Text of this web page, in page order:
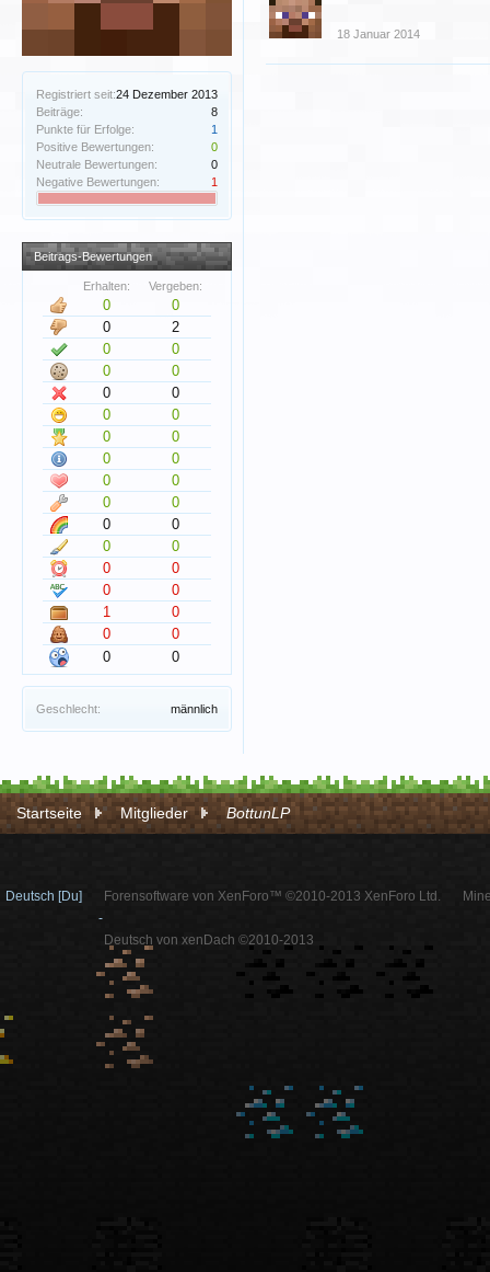
Registriert seit:24 Dezember 2013
Beiträge:
8
Punkte für Erfolge:
1
Positive Bewertungen:
0
Neutrale Bewertungen:
0
Negative Bewertungen:
1
Beitrags-Bewertungen
Erhalten: Vergeben:
0
0
0
2
0
0
0
0
0
0
0
0
0
0
0
0
0
0
0
0
0
0
0
0
0
0
0
0
1
0
0
0
0
0
Geschlecht: männlich
18 Januar 2014
Startseite Mitglieder BottunLP
Deutsch [Du]
Forensoftware von XenForo™ ©2010-2013 XenForo Ltd.
-
Deutsch von xenDach ©2010-2013